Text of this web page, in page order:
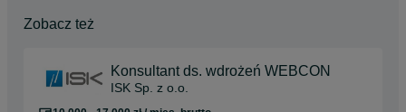
Zobacz też
Konsultant ds. wdrożeń WEBCON
ISK Sp. z o.o.